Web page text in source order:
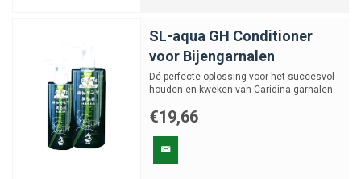
SL-aqua GH Conditioner
voor Bijengarnalen
Dé perfecte oplossing voor het succesvol
houden en kweken van Caridina garnalen.
€19,66